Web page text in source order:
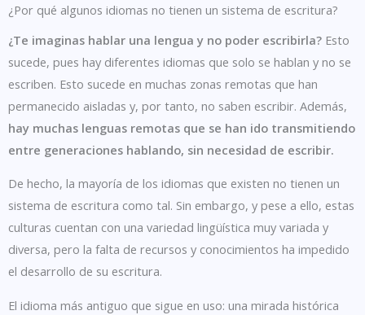
¿Por qué algunos idiomas no tienen un sistema de escritura?
¿Te imaginas hablar una lengua y no poder escribirla? Esto
sucede, pues hay diferentes idiomas que solo se hablan y no se
escriben. Esto sucede en muchas zonas remotas que han
permanecido aisladas y, por tanto, no saben escribir. Además,
hay muchas lenguas remotas que se han ido transmitiendo
entre generaciones hablando, sin necesidad de escribir.
De hecho, la mayoría de los idiomas que existen no tienen un
sistema de escritura como tal. Sin embargo, y pese a ello, estas
culturas cuentan con una variedad lingüística muy variada y
diversa, pero la falta de recursos y conocimientos ha impedido
el desarrollo de su escritura.
El idioma más antiguo que sigue en uso: una mirada histórica